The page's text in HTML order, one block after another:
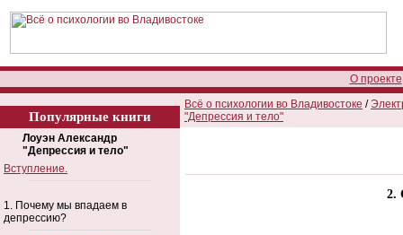
О проекте
Популярные книги
Лоуэн Александр
"Депрессия и тело"
Вступление.
1. Почему мы впадаем в
депрессию?
Всё о психологии во Владивостоке /
"Депрессия и тело"
2.